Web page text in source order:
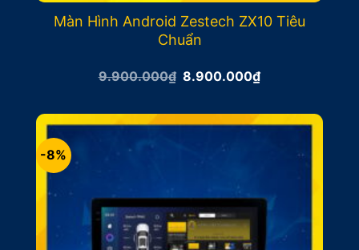
Màn Hình Android Zestech ZX10 Tiêu
Chuẩn
9.900.000₫ Giá
9.900.000₫.
8.900.000₫Giá
là:
8.900.000₫.
-8%